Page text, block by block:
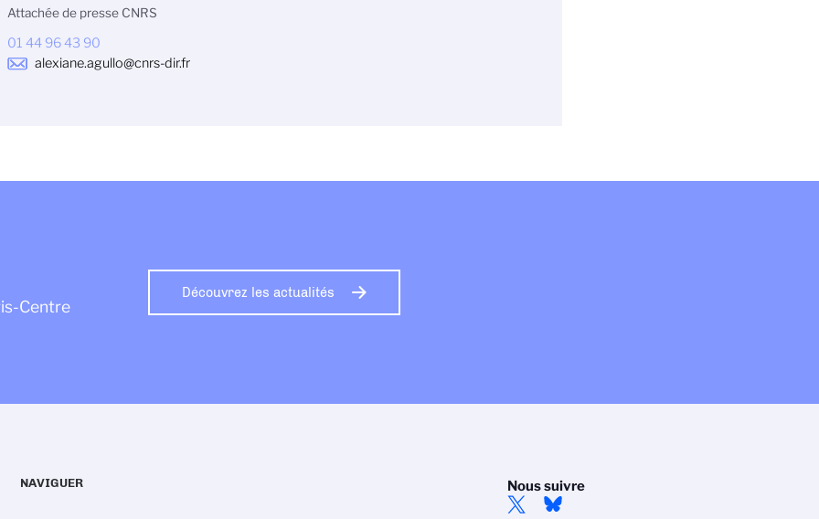
Attachée de presse CNRS
01 44 96 43 90
alexiane.agullo@cnrs-dir.fr
Centre
Découvrez les actualités
Nous suivre
NAVIGUER